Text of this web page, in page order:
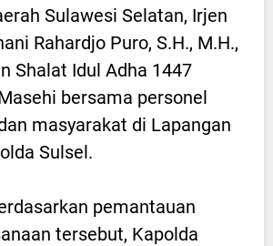
Sulawesi Selatan, Irjen
Rahardjo Puro, S.H., M.H.,
Shalat Idul Adha 1447
bersama personel
masyarakat di Lapangan
Sulsel.
pemantauan
tersebut, Kapolda